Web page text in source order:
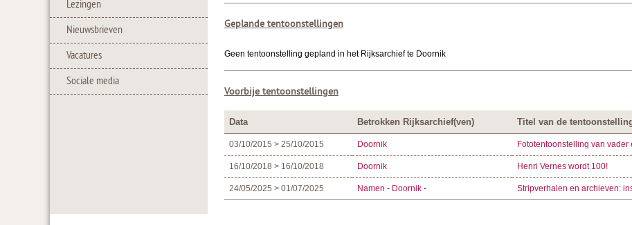
Lezingen
Nieuwsbrieven
Vacatures
Sociale media
Geplande tentoonstellingen
Geen tentoonstelling gepland in het Rijksarchief te Doornik
Voorbije tentoonstellingen
Data Betrokken Rijksarchief(ven) Titel van de
03/10/2015 > 25/10/2015 Doornik Fototentoonstelling van
16/10/2018 > 16/10/2018 Doornik Henri Vernes wordt 100!
24/05/2025 > 01/07/2025 Namen - Doornik - Stripverhalen en archieven: